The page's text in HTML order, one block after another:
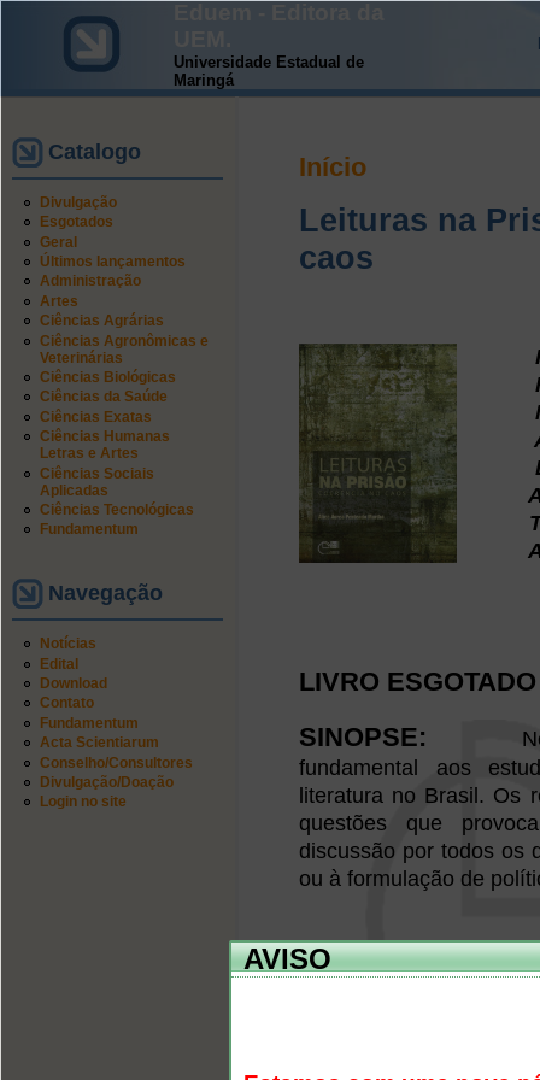
Universidade Estadual de
Maringá
Catalogo
Divulgação
Esgotados
Geral
Últimos lançamentos
Administração
Artes
Ciências Agrárias
Ciências Agronômicas e
Veterinárias
Ciências Biológicas
Ciências da Saúde
Ciências Exatas
Ciências Humanas
Letras e Artes
Ciências Sociais
Aplicadas
Ciências Tecnológicas
Fundamentum
Navegação
Notícias
Edital
Download
Contato
Fundamentum
Acta Scientiarum
Conselho/Consultores
Divulgação/Doação
Login no site
Início
Leituras na
caos
Ano
Tipo
LIVRO ESGOTADO
SINOPSE:
fundamental aos
literatura no Brasil. Os
questões que
discussão por todos os
ou à formulação de
AVISO